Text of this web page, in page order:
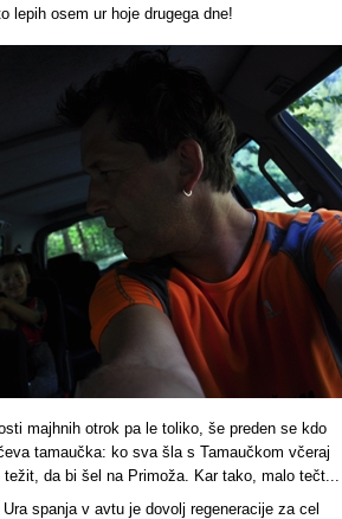
lepih osem ur hoje drugega dne!
majhnih otrok pa le toliko, še preden se kdo
tamaučka: ko sva šla s Tamaučkom včeraj
da bi šel na Primoža. Kar tako, malo tečt...
spanja v avtu je dovolj regeneracije za cel